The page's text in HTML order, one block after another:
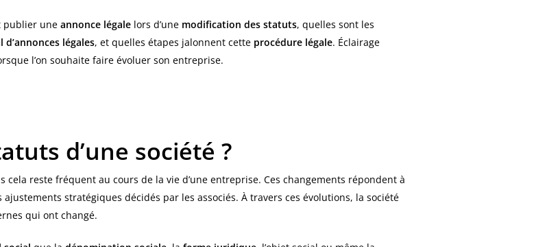
publier une annonce légale lors d’une modification des statuts, quelles sont les
d’annonces légales, et quelles étapes jalonnent cette procédure légale. Éclairage
l’on souhaite faire évoluer son entreprise.
d’une société ?
cela reste fréquent au cours de la vie d’une entreprise. Ces changements répondent à
stratégiques décidés par les associés. À travers ces évolutions, la société
qui ont changé.